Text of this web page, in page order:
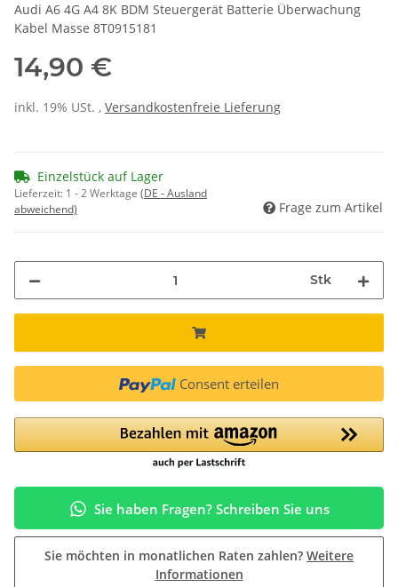
Audi A6 4G A4 8K BDM Steuergerät Batterie Überwachung
Kabel Masse 8T0915181
14,90 €
inkl. 19% USt. , Versandkostenfreie Lieferung
Einzelstück auf Lager
Lieferzeit: 1 - 2 Werktage (DE - Ausland
abweichend)
Frage zum Artikel
Stk
Consent erteilen
Sie haben Fragen? Schreiben Sie uns
Sie möchten in monatlichen Raten zahlen? Weitere
Informationen